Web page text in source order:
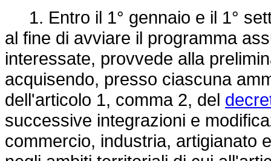
1. Entro il 1° gennaio e il 1°
al fine di avviare il programma
interessate, provvede alla
acquisendo, presso ciascuna
dell'articolo 1, comma 2, del
successive integrazioni e
commercio, industria, artigianato